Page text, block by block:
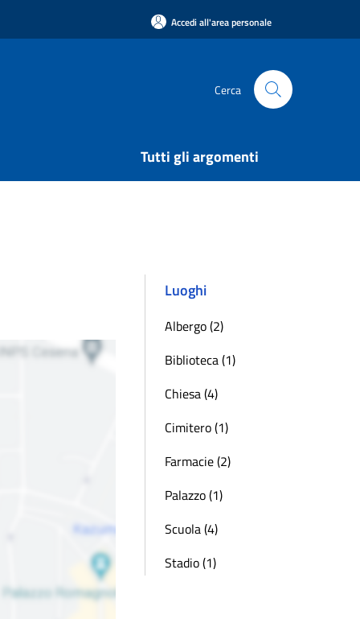
Accedi all'area personale
Cerca
Tutti gli argomenti
Luoghi
Albergo (2)
Biblioteca (1)
Chiesa (4)
Cimitero (1)
Farmacie (2)
Palazzo (1)
Scuola (4)
Stadio (1)